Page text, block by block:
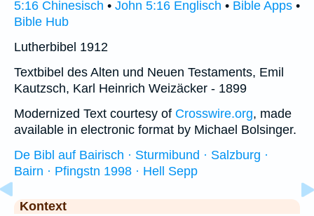
5:16 Chinesisch • John 5:16 Englisch • Bible Apps •
Bible Hub
Lutherbibel 1912
Textbibel des Alten und Neuen Testaments, Emil
Kautzsch, Karl Heinrich Weizäcker - 1899
Modernized Text courtesy of Crosswire.org, made
available in electronic format by Michael Bolsinger.
De Bibl auf Bairisch · Sturmibund · Salzburg ·
Bairn · Pfingstn 1998 · Hell Sepp
Kontext